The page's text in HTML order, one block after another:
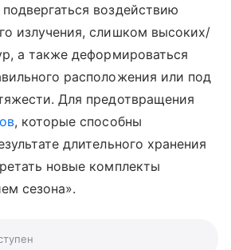
воздействию
излучения, слишком высоких/
а также деформироваться
расположения или под
Для предотвращения
, которые способны
длительного хранения
новые комплекты
сезона».